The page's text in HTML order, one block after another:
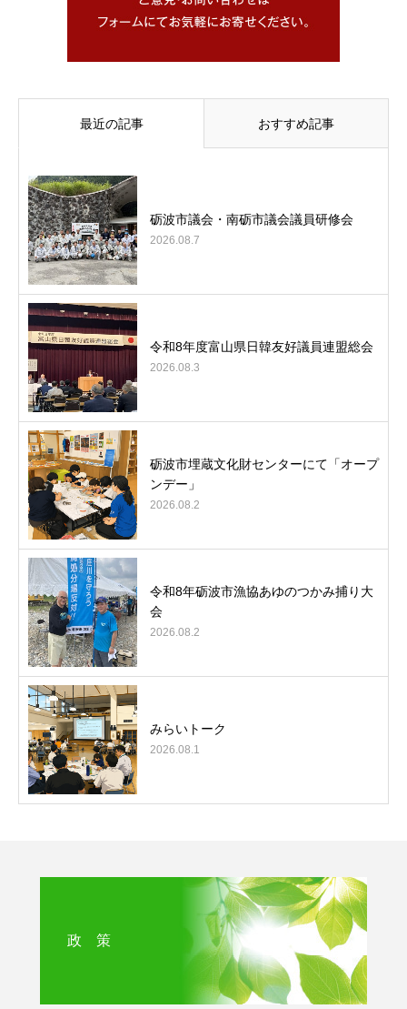
最近の記事 おすすめ記事
砺波市議会・南砺市議会議員研修会
2026.08.7
令和8年度富山県日韓友好議員連盟総会
2026.08.3
砺波市埋蔵文化財センターにて「オープ
ンデー」
2026.08.2
令和8年砺波市漁協あゆのつかみ捕り大
会
2026.08.2
みらいトーク
2026.08.1
政 策